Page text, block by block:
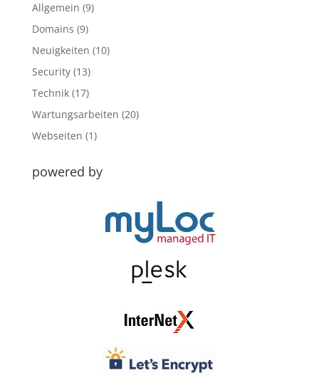
Allgemein (9)
Domains (9)
Neuigkeiten (10)
Security(13)
Technik(17)
Wartungsarbeiten (20)
Webseiten (1)
powered by